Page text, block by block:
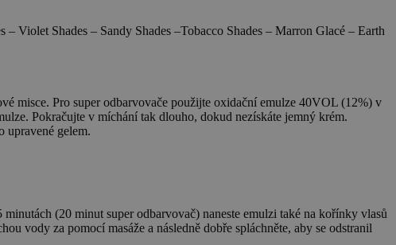
Violet Shades – Sandy Shades –Tobacco Shades – Marron Glacé – Earth
Pro super odbarvovače použijte oxidační emulze 40VOL (12%) v
Pokračujte v míchání tak dlouho, dokud nezískáte jemný krém.
upravené gelem.
(20 minut super odbarvovač) naneste emulzi také na kořínky vlasů
vody za pomocí masáže a následně dobře spláchněte, aby se odstranil